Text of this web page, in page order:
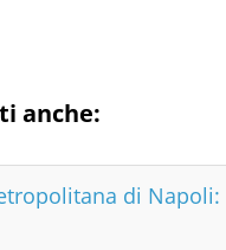
anche:
di